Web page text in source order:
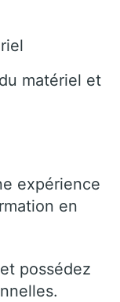
matériel et
expérience
en
possédez